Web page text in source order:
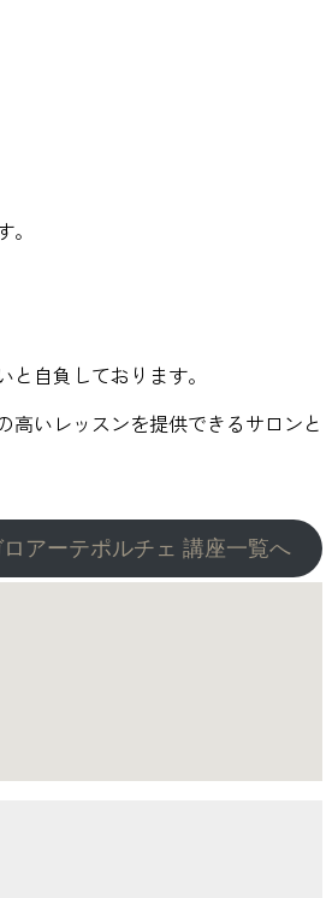
自負しております。
高いレッスンを提供できるサロンと
ロアーテポルチェ 講座一覧へ